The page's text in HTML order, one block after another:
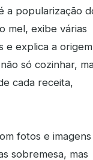
a popularização
mel, exibe várias
e explica a origem
só cozinhar,
cada receita,
fotos e imagens
sobremesa, mas